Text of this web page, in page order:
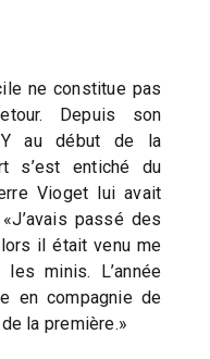
ne constitue pas
Depuis son
au début de la
s’est entiché du
Vioget lui avait
passé des
il était venu me
les minis. L’année
en compagnie de
la première.»